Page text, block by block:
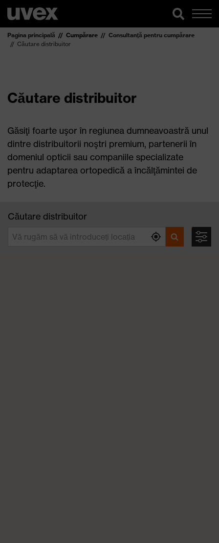
Pagina principală Cumpărare
Consultanţă pentru cumpărare
Căutare distribuitor
Căutare distribuitor
Găsiţi foarte uşor în regiunea dumneavoastră unul
dintre distribuitorii noştri premium, partenerii în
domeniul opticii sau companiile specializate
pentru adaptarea ortopedică a încălţămintei de
protecţie.
Căutare distribuitor